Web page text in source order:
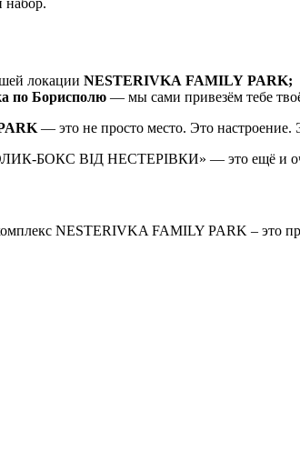
набор.
локации NESTERIVKA FAMILY PARK;
по Борисполю — мы сами привезём тебе
— это не просто место. Это настроение.
БОКС ВІД НЕСТЕРІВКИ» — это ещё и
NESTERIVKA FAMILY PARK – это